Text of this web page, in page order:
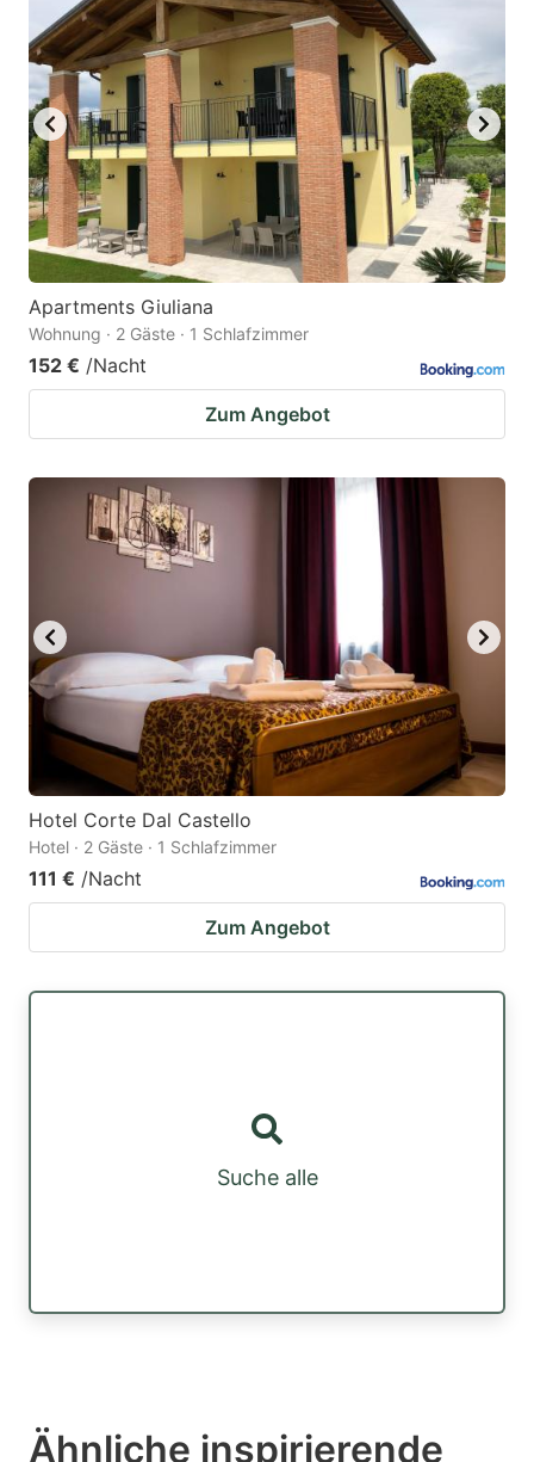
Apartments Giuliana
Wohnung · 2 Gäste · 1 Schlafzimmer
152 € /Nacht
Zum Angebot
Hotel Corte Dal Castello
Hotel · 2 Gäste · 1 Schlafzimmer
111 € /Nacht
Zum Angebot
Suche alle
Ähnliche inspirierende